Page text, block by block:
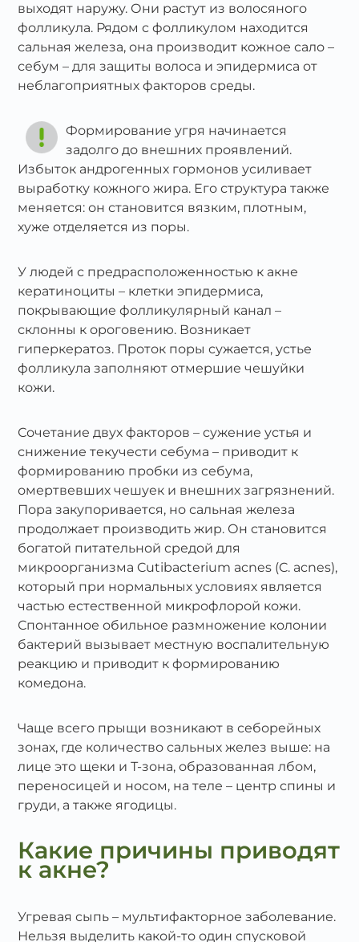
выходят наружу. Они растут из волосяного
фолликула. Рядом с фолликулом находится
сальная железа, она производит кожное сало –
себум – для защиты волоса и эпидермиса от
неблагоприятных факторов среды.
Формирование угря начинается
задолго до внешних проявлений.
Избыток андрогенных гормонов усиливает
выработку кожного жира. Его структура также
меняется: он становится вязким, плотным,
хуже отделяется из поры.
У людей с предрасположенностью к акне
кератиноциты – клетки эпидермиса,
покрывающие фолликулярный канал –
склонны к ороговению. Возникает
гиперкератоз. Проток поры сужается, устье
фолликула заполняют отмершие чешуйки
кожи.
Сочетание двух факторов – сужение устья и
снижение текучести себума – приводит к
формированию пробки из себума,
омертвевших чешуек и внешних загрязнений.
Пора закупоривается, но сальная железа
продолжает производить жир. Он становится
богатой питательной средой для
микроорганизма Cutibacterium acnes (C. acnes),
который при нормальных условиях является
частью естественной микрофлорой кожи.
Спонтанное обильное размножение колонии
бактерий вызывает местную воспалительную
реакцию и приводит к формированию
комедона.
Чаще всего прыщи возникают в себорейных
зонах, где количество сальных желез выше: на
лице это щеки и Т-зона, образованная лбом,
переносицей и носом, на теле – центр спины и
груди, а также ягодицы.
Какие причины приводят
к акне?
Угревая сыпь – мультифакторное заболевание.
Нельзя выделить какой-то один спусковой